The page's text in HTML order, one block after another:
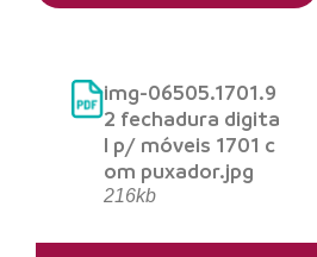
img-06505.1701.9
2 fechadura digita
l p/ móveis 1701 c
om puxador.jpg
216kb